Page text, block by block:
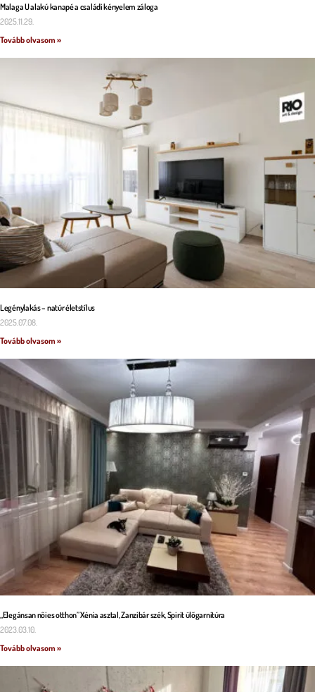
Malaga U alakú kanapé a családi kényelem záloga
2025.11.29.
Tovább olvasom »
Legénylakás – natúr életstílus
2025.07.08.
Tovább olvasom »
„Elegánsan nőies otthon” Xénia asztal, Zanzibár szék, Spirit ülőgarnitúra
2023.03.10.
Tovább olvasom »